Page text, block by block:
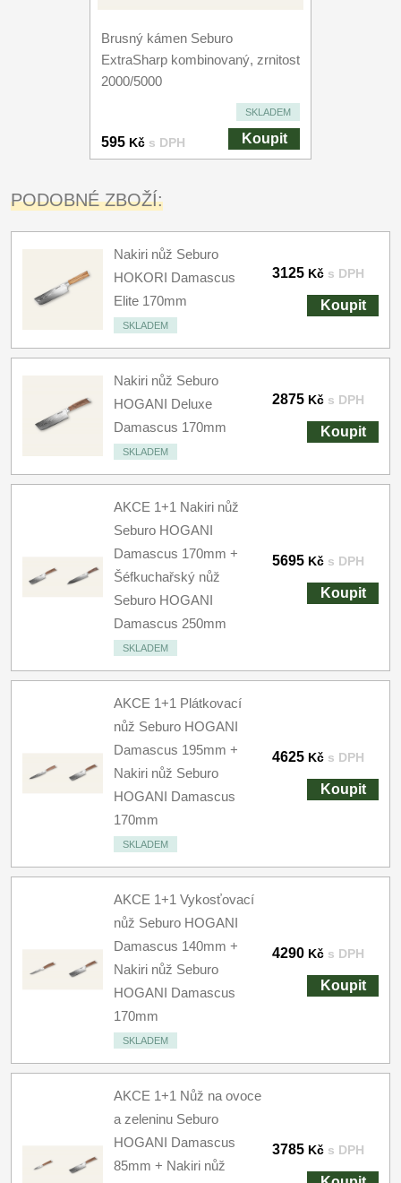
Brusný kámen Seburo
ExtraSharp kombinovaný, zrnitost
2000/5000
SKLADEM
595 Kč s DPH Koupit
PODOBNÉ ZBOŽÍ:
Nakiri nůž Seburo
HOKORI Damascus
Elite 170mm
SKLADEM
3125 Kč s DPH
Koupit
Nakiri nůž Seburo
HOGANI Deluxe
Damascus 170mm
SKLADEM
2875 Kč s DPH
Koupit
AKCE 1+1 Nakiri nůž
Seburo HOGANI
Damascus 170mm +
Šéfkuchařský nůž
Seburo HOGANI
Damascus 250mm
SKLADEM
5695 Kč s DPH
Koupit
AKCE 1+1 Plátkovací
nůž Seburo HOGANI
Damascus 195mm +
Nakiri nůž Seburo
HOGANI Damascus
170mm
SKLADEM
4625 Kč s DPH
Koupit
AKCE 1+1 Vykosťovací
nůž Seburo HOGANI
Damascus 140mm +
Nakiri nůž Seburo
HOGANI Damascus
170mm
SKLADEM
4290 Kč s DPH
Koupit
AKCE 1+1 Nůž na ovoce
a zeleninu Seburo
HOGANI Damascus
85mm + Nakiri nůž
3785 Kč s DPH